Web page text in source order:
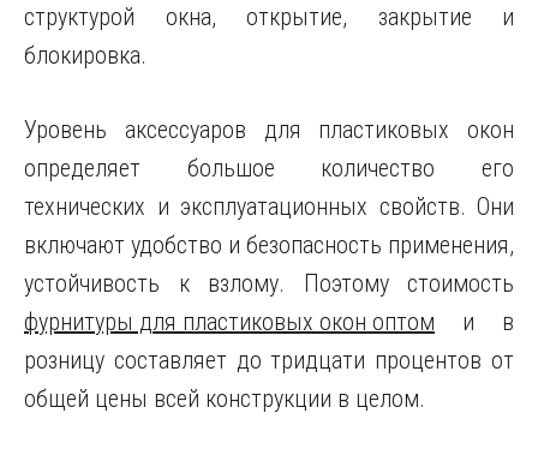
структурой окна, открытие, закрытие и
блокировка.
Уровень аксессуаров для пластиковых окон
определяет большое количество его
технических и эксплуатационных свойств. Они
включают удобство и безопасность применения,
устойчивость к взлому. Поэтому стоимость
фурнитуры для пластиковых окон оптом и в
розницу составляет до тридцати процентов от
общей цены всей конструкции в целом.